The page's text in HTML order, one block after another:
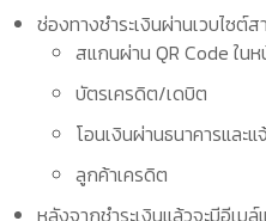
ช่องทางชำระเงินผ่านเวบไซต์
สแกนผ่าน QR Code ในห
บัตรเครดิต/เดบิต
โอนเงินผ่านธนาคารและ
ลูกค้าเครดิต